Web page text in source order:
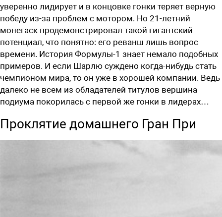
уверенно лидирует и в концовке гонки теряет верную
победу из-за проблем с мотором. Но 21-летний
монегаск продемонстрировал такой гигантский
потенциал, что понятно: его реванш лишь вопрос
времени. История Формулы-1 знает немало подобных
примеров. И если Шарлю суждено когда-нибудь стать
чемпионом мира, то он уже в хорошей компании. Ведь
далеко не всем из обладателей титулов вершина
подиума покорилась с первой же гонки в лидерах…
Проклятие домашнего Гран При